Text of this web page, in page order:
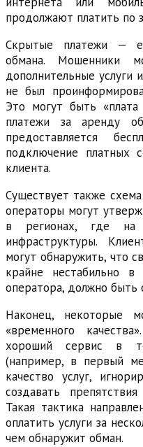
продолжают платить по
Скрытые платежи —
обмана. Мошенники
дополнительные услуги
не был
Это могут быть
платежи за аренду
предоставляется
подключение платных
клиента.
Существует также
операторы могут
в регионах, где
инфраструктуры.
могут обнаружить, что
крайне нестабильно
оператора, должно быть
Наконец, некоторые
«временного
хороший сервис в
(например, в первый
качество услуг,
создавать
Такая тактика
оплатить услуги за
чем обнаружит обман.